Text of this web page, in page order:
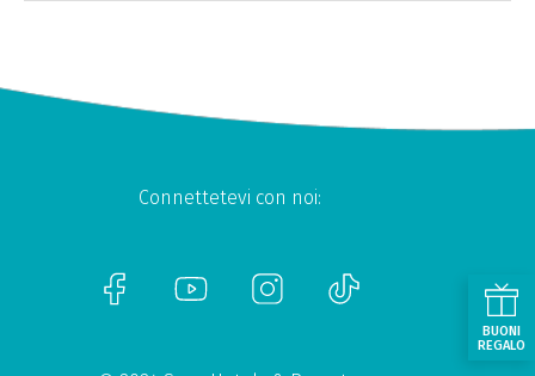
Connettetevi con noi:
BUONI
REGALO